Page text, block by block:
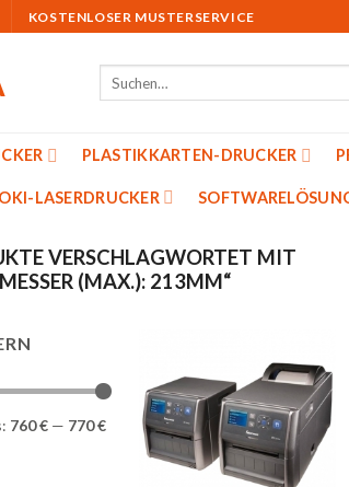
KOSTENLOSER MUSTERSERVICE
PLASTIKKARTEN-DRUCKER
OKI-LASERDRUCKER
VERSCHLAGWORTET MIT
(MAX.): 213MM“
760 € — 770 €
Auf
die
Merkliste